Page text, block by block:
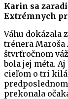
Karin sa
Extrémnych
Váhu dokázala
trénera
štvrťročnom
bola jej méta.
cieľom o tri kilá
prekonala